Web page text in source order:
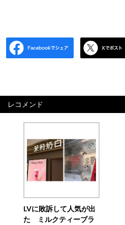
レコメンド
LVに敗訴して人気が出
た ミルクティーブラ